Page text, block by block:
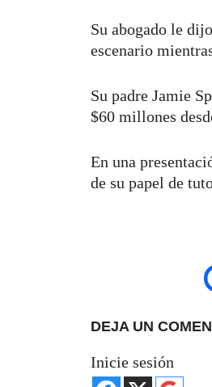
Su abogado le
escenario
Su padre Jamie
$60 millones
En una
de su papel de
DEJA UN
Inicie sesión